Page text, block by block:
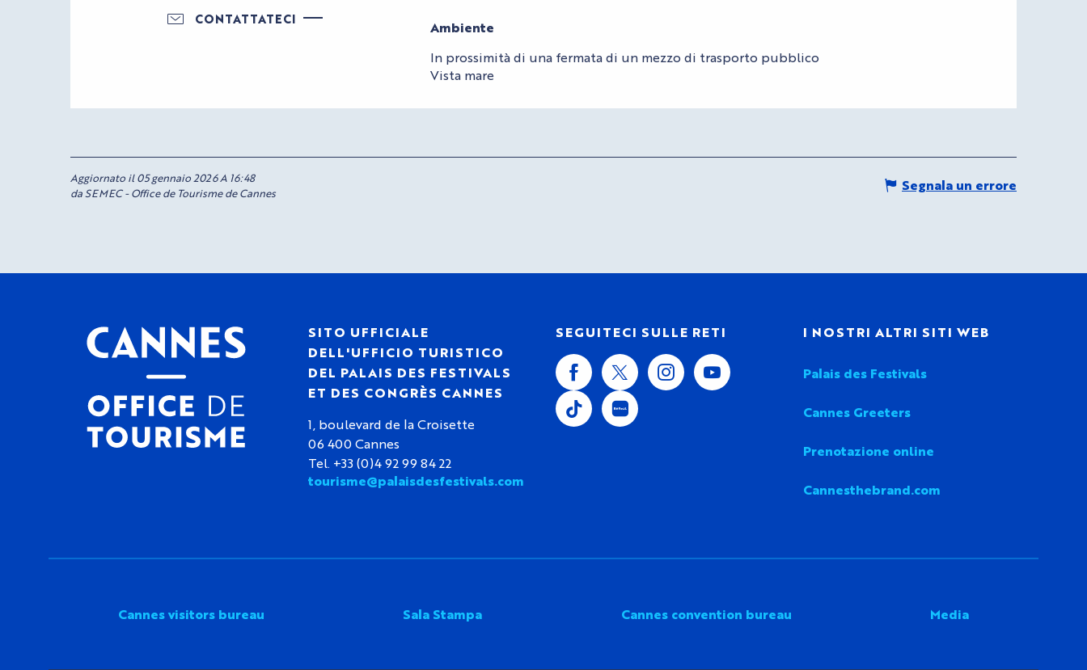
CONTATTATECI
Ambiente
Ambiente
In prossimità di una fermata di un mezzo di trasporto pubblico
Vista mare
Aggiornato il 05 gennaio 2026 A 16:48
da SEMEC - Office de Tourisme de Cannes
Segnala un errore
SITO UFFICIALE
DELL'UFFICIO TURISTICO
DEL PALAIS DES FESTIVALS
ET DES CONGRÈS CANNES
1, boulevard de la Croisette
06 400 Cannes
Tel. +33 (0)4 92 99 84 22
tourisme@palaisdesfestivals.com
SEGUITECI SULLE RETI I NOSTRI ALTRI SITI WEB
Palais des Festivals
Cannes Greeters
Prenotazione online
Cannesthebrand.com
Cannes visitors bureau Sala Stampa Cannes convention bureau Media